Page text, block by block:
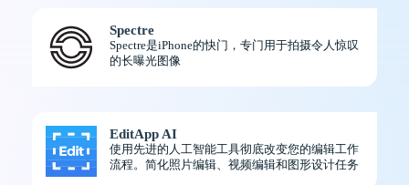
Spectre
Spectre是iPhone的快门，专门用于拍摄令人惊叹
的长曝光图像
EditApp AI
使用先进的人工智能工具彻底改变您的编辑工作
流程。简化照片编辑、视频编辑和图形设计任务